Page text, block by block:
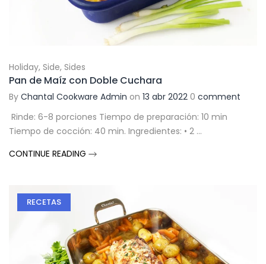
Holiday, Side, Sides
Pan de Maíz con Doble Cuchara
By Chantal Cookware Admin on 13 abr 2022 0 comment
Rinde: 6-8 porciones Tiempo de preparación: 10 min
Tiempo de cocción: 40 min. Ingredientes: • 2 ...
CONTINUE READING
RECETAS